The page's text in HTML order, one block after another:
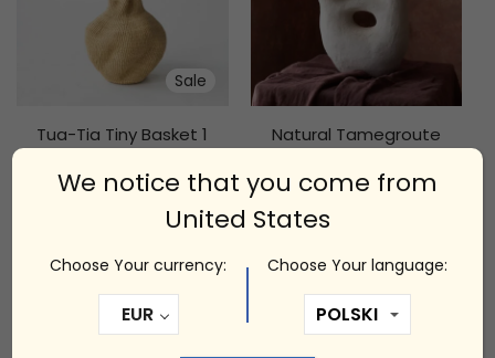
Sale
Tua-Tia Tiny Basket 1
792.00
Natural Tamegroute
zł 890.00
We notice that you come from
United States
Choose Your currency:
EUR
Choose Your language: